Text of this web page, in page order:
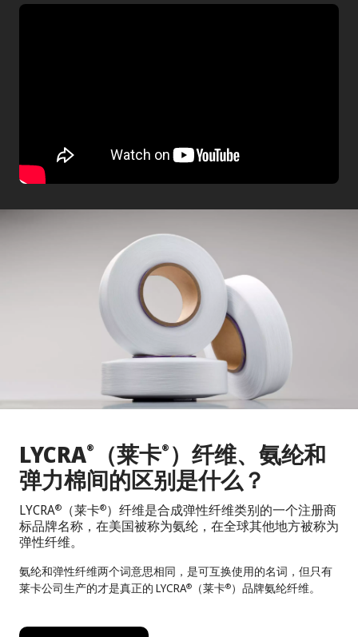
LYCRA® （莱卡® ）纤维、氨纶和
弹力棉间的区别是什么？
LYCRA® （莱卡®）纤维是合成弹性纤维类别的一个注册商
标品牌名称，在美国被称为氨纶，在全球其他地方被称为
弹性纤维。
氨纶和弹性纤维两个词意思相同，是可互换使用的名词，但只有
莱卡公司生产的才是真正的 LYCRA® （莱卡®）品牌氨纶纤维。